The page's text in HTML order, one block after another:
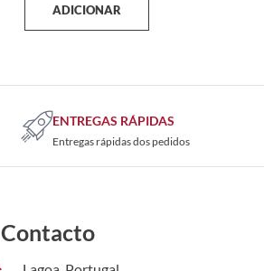
ADICIONAR
ENTREGAS RÁPIDAS
Entregas rápidas dos pedidos
Contacto